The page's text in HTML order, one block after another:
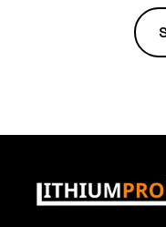
Delbetaling –
= 20.000 kr./md
Køb nu, betal